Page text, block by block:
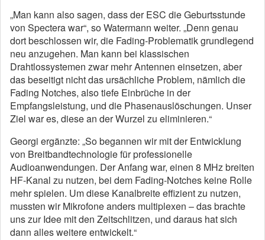
„Man kann also sagen, dass der ESC die Geburtsstunde
von Spectera war“, so Watermann weiter. „Denn genau
dort beschlossen wir, die Fading-Problematik grundlegend
neu anzugehen. Man kann bei klassischen
Drahtlossystemen zwar mehr Antennen einsetzen, aber
das beseitigt nicht das ursächliche Problem, nämlich die
Fading Notches, also tiefe Einbrüche in der
Empfangsleistung, und die Phasenauslöschungen. Unser
Ziel war es, diese an der Wurzel zu eliminieren.“
Georgi ergänzte: „So begannen wir mit der Entwicklung
von Breitbandtechnologie für professionelle
Audioanwendungen. Der Anfang war, einen 8 MHz breiten
HF-Kanal zu nutzen, bei dem Fading-Notches keine Rolle
mehr spielen. Um diese Kanalbreite effizient zu nutzen,
mussten wir Mikrofone anders multiplexen – das brachte
uns zur Idee mit den Zeitschlitzen, und daraus hat sich
dann alles weitere entwickelt.“